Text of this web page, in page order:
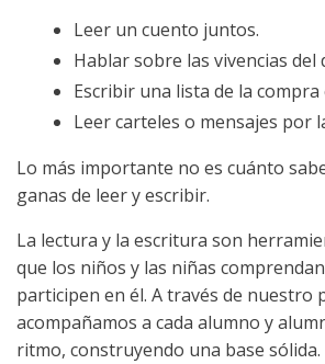
Leer un cuento juntos.
Hablar sobre las vivencias del
Escribir una lista de la compra
Leer carteles o mensajes por
Lo más importante no es cuánto
ganas de leer y escribir.
La lectura y la escritura son
que los niños y las niñas
participen en él. A través de nuestro
acompañamos a cada alumno y
ritmo, construyendo una base sólida.